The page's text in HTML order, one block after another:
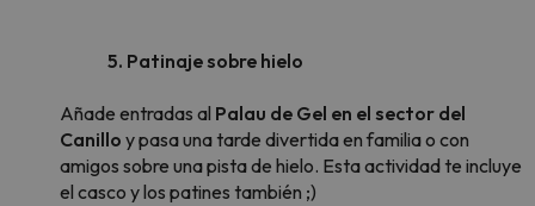
5. Patinaje sobre hielo
Añade entradas al Palau de Gel en el sector del
Canillo y pasa una tarde divertida en familia o con
amigos sobre una pista de hielo. Esta actividad te incluye
el casco y los patines también ;)